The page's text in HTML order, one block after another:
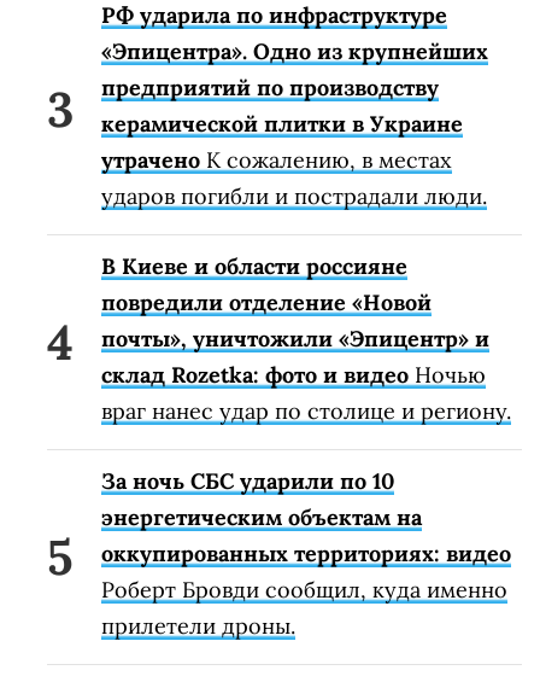
РФ ударила по инфраструктуре
«Эпицентра». Одно из крупнейших
предприятий по производству
керамической плитки в Украине
утрачено К сожалению, в местах
ударов погибли и пострадали люди.
В Киеве и области россияне
повредили отделение «Новой
почты», уничтожили «Эпицентр» и
склад Rozetka: фото и видео Ночью
враг нанес удар по столице и региону.
За ночь СБС ударили по 10
энергетическим объектам на
оккупированных территориях: видео
Роберт Бровди сообщил, куда именно
прилетели дроны.